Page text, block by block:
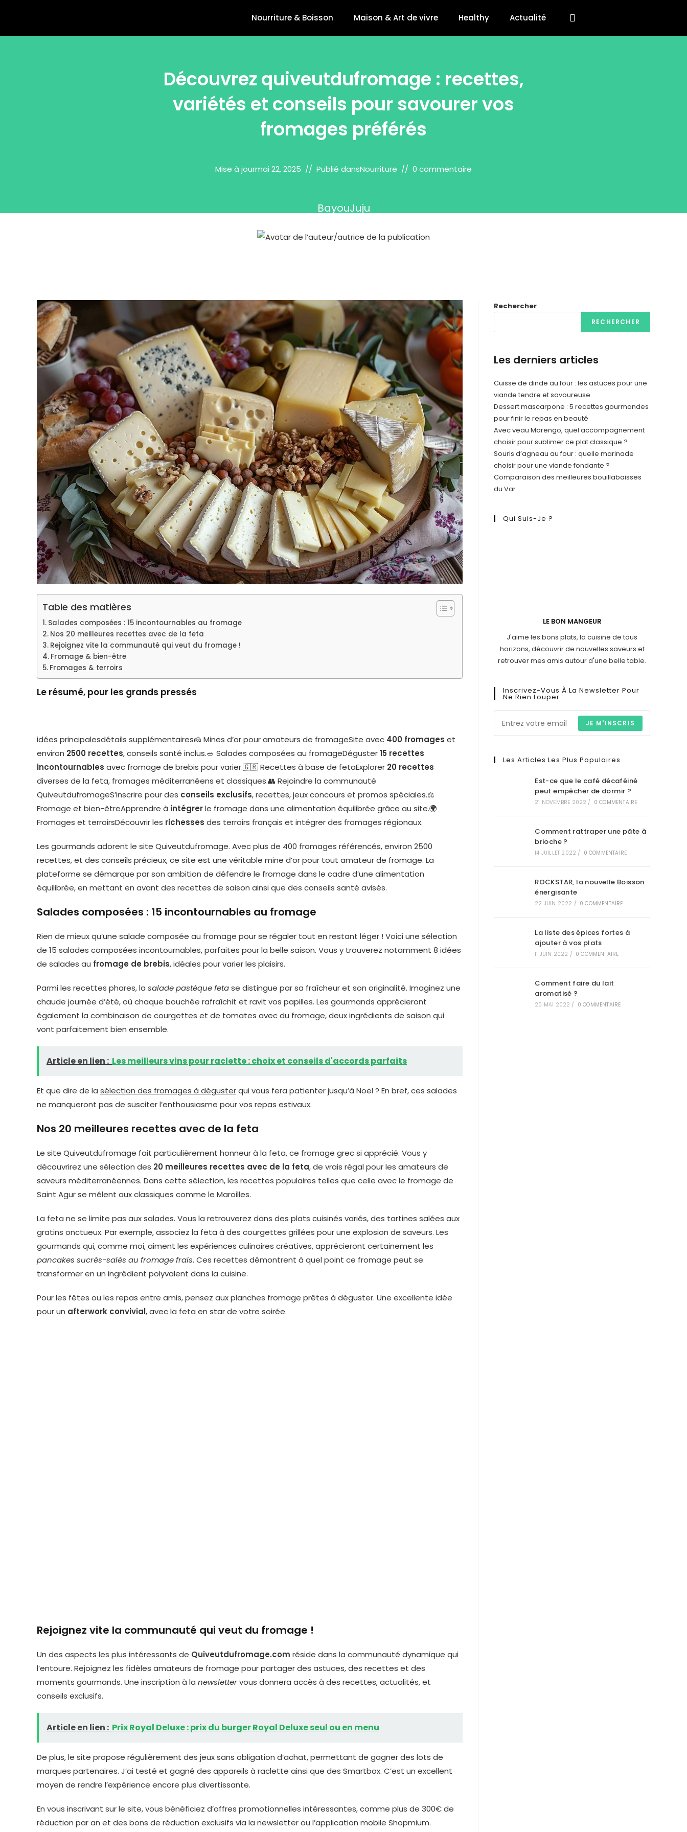
Nourriture & Boisson Maison & Art de vivre Healthy Actualité
Découvrez quiveutdufromage : recettes,
variétés et conseils pour savourer vos
fromages préférés
Mise à jourmai 22, 2025 Publié dansNourriture 0 commentaire
BayouJuju
Table des matières
Salades composées : 15 incontournables au fromage
Nos 20 meilleures recettes avec de la feta
Rejoignez vite la communauté qui veut du fromage !
Fromage & bien-être
Fromages & terroirs
Le résumé, pour les grands pressés
idées principalesdétails supplémentaires🧀 Mines d’or pour amateurs de fromageSite avec 400 fromages et
environ 2500 recettes, conseils santé inclus.🥗 Salades composées au fromageDéguster15 recettes
incontournables avec fromage de brebis pour varier.🇬🇷 Recettes à base de fetaExplorer 20 recettes
diverses de la feta, fromages méditerranéens et classiques.👥 Rejoindre la communauté
QuiveutdufromageS’inscrire pour des conseils exclusifs, recettes, jeux concours et promos spéciales.⚖️
Fromage et bien-êtreApprendre à intégrerle fromage dans une alimentation équilibrée grâce au site.🌍
Fromages et terroirsDécouvrir les richesses des terroirs français et intégrer des fromages régionaux.
Les gourmands adorent le site Quiveutdufromage. Avec plus de 400 fromages référencés, environ 2500
recettes, et des conseils précieux, ce site est une véritable mine d’or pour tout amateur de fromage. La
plateforme se démarque par son ambition de défendre le fromage dans le cadre d’une alimentation
équilibrée, en mettant en avant des recettes de saison ainsi que des conseils santé avisés.
Salades composées : 15 incontournables au fromage
Rien de mieux qu’une salade composée au fromage pour se régaler tout en restant léger ! Voici une sélection
de 15 salades composées incontournables, parfaites pour la belle saison. Vous y trouverez notamment 8 idées
de salades au fromage de brebis, idéales pour varier les plaisirs.
Parmi les recettes phares, la salade pastèque fetase distingue par sa fraîcheur et son originalité. Imaginez une
chaude journée d’été, où chaque bouchée rafraîchit et ravit vos papilles. Les gourmands apprécieront
également la combinaison de courgettes et de tomates avec du fromage, deux ingrédients de saison qui
vont parfaitement bien ensemble.
Article en lien : Les meilleurs vins pour raclette : choix et conseils d'accords parfaits
Et que dire de la sélection des fromages à dégusterqui vous fera patienter jusqu’à Noël ? En bref, ces salades
ne manqueront pas de susciter l’enthousiasme pour vos repas estivaux.
Nos 20 meilleures recettes avec de la feta
Le site Quiveutdufromage fait particulièrement honneur à la feta, ce fromage grec si apprécié. Vous y
découvrirez une sélection des 20 meilleures recettes avec de la feta, de vrais régal pour les amateurs de
saveurs méditerranéennes. Dans cette sélection, les recettes populaires telles que celle avec le fromage de
Saint Agur se mêlent aux classiques comme le Maroilles.
La feta ne se limite pas aux salades. Vous la retrouverez dans des plats cuisinés variés, des tartines salées aux
gratins onctueux. Par exemple, associez la feta à des courgettes grillées pour une explosion de saveurs. Les
gourmands qui, comme moi, aiment les expériences culinaires créatives, apprécieront certainement les
pancakes sucrés-salés au fromage frais. Ces recettes démontrent à quel point ce fromage peut se
transformer en un ingrédient polyvalent dans la cuisine.
Pour les fêtes ou les repas entre amis, pensez aux planches fromage prêtes à déguster. Une excellente idée
pour un afterwork convivial, avec la feta en star de votre soirée.
Rejoignez vite la communauté qui veut du fromage !
Un des aspects les plus intéressants de Quiveutdufromage.com réside dans la communauté dynamique qui
l’entoure. Rejoignez les fidèles amateurs de fromage pour partager des astuces, des recettes et des
moments gourmands. Une inscription à la newslettervous donnera accès à des recettes, actualités, et
conseils exclusifs.
Article en lien : Prix Royal Deluxe : prix du burger Royal Deluxe seul ou en menu
De plus, le site propose régulièrement des jeux sans obligation d’achat, permettant de gagner des lots de
marques partenaires. J’ai testé et gagné des appareils à raclette ainsi que des Smartbox. C’est un excellent
moyen de rendre l’expérience encore plus divertissante.
En vous inscrivant sur le site, vous bénéficiez d’offres promotionnelles intéressantes, comme plus de 300€ de
réduction par an et des bons de réduction exclusifs via la newsletter ou l’application mobile Shopmium.
Rechercher
RECHERCHER
Les derniers articles
Cuisse de dinde au four : les astuces pour une
viande tendre et savoureuse
Dessert mascarpone : 5 recettes gourmandes
pour finir le repas en beauté
Avec veau Marengo, quel accompagnement
choisir pour sublimer ce plat classique ?
Souris d’agneau au four : quelle marinade
choisir pour une viande fondante ?
Comparaison des meilleures bouillabaisses
du Var
Qui Suis-Je ?
LE BON MANGEUR
J'aime les bons plats, la cuisine de tous
horizons, découvrir de nouvelles saveurs et
retrouver mes amis autour d'une belle table.
Inscrivez-Vous À La Newsletter Pour
Ne Rien Louper
JE M'INSCRIS
Les Articles Les Plus Populaires
Est-ce que le café décaféiné
peut empêcher de dormir ?
21 NOVEMBRE 2022 / 0 COMMENTAIRE
Comment rattraper une pâte à
brioche ?
14 JUILLET 2022 / 0 COMMENTAIRE
ROCKSTAR, la nouvelle Boisson
énergisante
22 JUIN 2022 / 0 COMMENTAIRE
La liste des épices fortes à
ajouter à vos plats
11 JUIN 2022 / 0 COMMENTAIRE
Comment faire du lait
aromatisé ?
20 MAI 2022 / 0 COMMENTAIRE